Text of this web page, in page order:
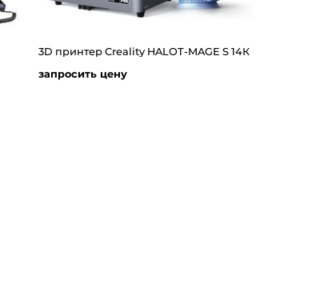
3D принтер Creality HALOT-MAGE S 14К
запросить цену